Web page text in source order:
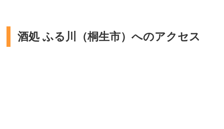
営業時間／店舗により異なります。詳しくは公式サイト
酒処 ふる川（桐生市）へのアクセス